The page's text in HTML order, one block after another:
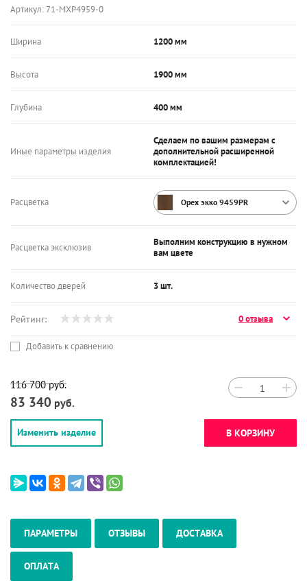
Артикул:71-МХР4959-0
Ширина 1200 мм
Высота 1900 мм
Глубина 400 мм
Иные параметры изделия
Сделаем по вашим размерам с
дополнительной расширенной
комплектацией!
Расцветка Орех экко 9459PR
Расцветка эксклюзив
Выполним конструкцию в нужном
вам цвете
Количество дверей 3 шт.
Рейтинг: 0 отзыва
Добавить к сравнению
116 700руб.
83 340 руб.
− +
Изменить изделие В КОРЗИНУ
ПАРАМЕТРЫ ОТЗЫВЫ ДОСТАВКА
ОПЛАТА